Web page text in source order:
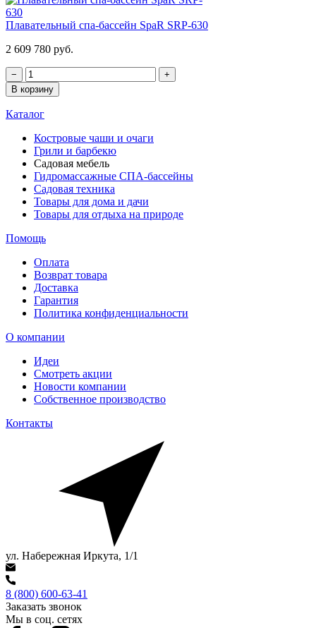
Плавательный спа-бассейн SpaR SRP-630
2 609 780 руб.
−
+
В корзину
Каталог
Костровые чаши и очаги
Грили и барбекю
Садовая мебель
Гидромассажные СПА-бассейны
Садовая техника
Товары для дома и дачи
Товары для отдыха на природе
Помощь
Оплата
Возврат товара
Доставка
Гарантия
Политика конфиденциальности
О компании
Идеи
Смотреть акции
Новости компании
Собственное производство
Контакты
ул. Набережная Иркута, 1/1
8 (800) 600-63-41
Заказать звонок
Мы в соц. сетях